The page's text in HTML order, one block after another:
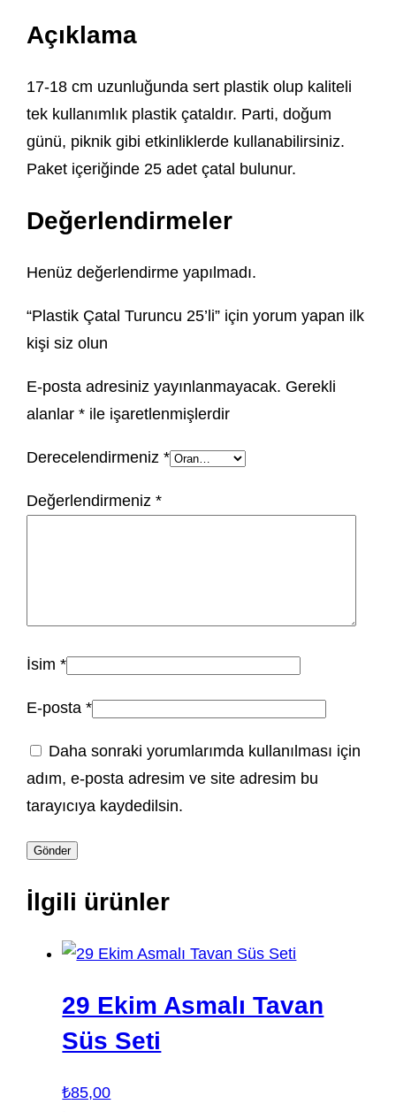
Açıklama
17-18 cm uzunluğunda sert plastik olup kaliteli
tek kullanımlık plastik çataldır. Parti, doğum
günü, piknik gibi etkinliklerde kullanabilirsiniz.
Paket içeriğinde 25 adet çatal bulunur.
Değerlendirmeler
Henüz değerlendirme yapılmadı.
“Plastik Çatal Turuncu 25’li” için yorum yapan ilk
kişi siz olun
E-posta adresiniz yayınlanmayacak. Gerekli
alanlar* ile işaretlenmişlerdir
Derecelendirmeniz*
Değerlendirmeniz*
İsim*
E-posta*
Daha sonraki yorumlarımda kullanılması için
adım, e-posta adresim ve site adresim bu
tarayıcıya kaydedilsin.
İlgili ürünler
29 Ekim Asmalı Tavan
Süs Seti
₺85,00